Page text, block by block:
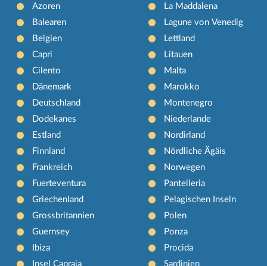
Azoren
Balearen
Belgien
Capri
Cilento
Dänemark
Deutschland
Dodekanes
Estland
Finnland
Frankreich
Fuerteventura
Griechenland
Grossbritannien
Guernsey
Ibiza
Insel Capraia
La Maddalena
Lagune von Venedig
Lettland
Litauen
Malta
Marokko
Montenegro
Niederlande
Nordirland
Nördliche Ägäis
Norwegen
Pantelleria
Pelagischen Inseln
Polen
Ponza
Procida
Sardinien